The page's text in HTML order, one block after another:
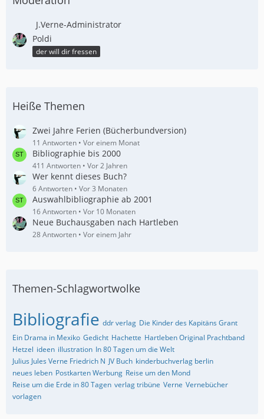
J.Verne-Administrator
Poldi
der will dir fressen
Heiße Themen
Zwei Jahre Ferien (Bücherbundversion)
11 Antworten Vor einem Monat
Bibliographie bis 2000
411 Antworten Vor 2 Jahren
Wer kennt dieses Buch?
6 Antworten Vor 3 Monaten
Auswahlbibliographie ab 2001
16 Antworten Vor 10 Monaten
Neue Buchausgaben nach Hartleben
28 Antworten Vor einem Jahr
Themen-Schlagwortwolke
Bibliografie ddr verlag Die Kinder des Kapitäns Grant
Ein Drama in Mexiko Gedicht Hachette Hartleben Original Prachtband
Hetzel ideen illustration In 80 Tagen um die Welt
Julius Jules Verne Friedrich N JV Buch kinderbuchverlag berlin
neues leben Postkarten Werbung Reise um den Mond
Reise um die Erde in 80 Tagen verlag tribüne Verne Vernebücher
vorlagen